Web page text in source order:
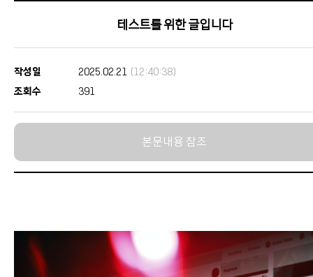
테스트를 위한 글입니다
작성일 2025.02.21
(12:40:38)
조회수
391
본문내용 참조